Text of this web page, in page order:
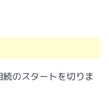
のスタートを切りま